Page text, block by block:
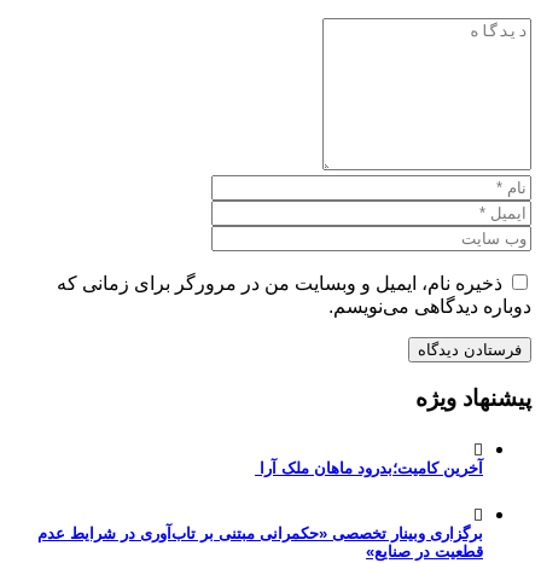
ذخیره نام، ایمیل و وبسایت من در مرورگر برای زمانی که
دوباره دیدگاهی می‌نویسم.
پیشنهاد ویژه
آخرین کامیت؛بدرود ماهان ملک آرا
برگزاری وبینار تخصصی «حکمرانی مبتنی بر تاب‌آوری در شرایط عدم
قطعیت در صنایع»